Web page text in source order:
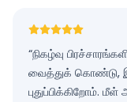
“நிகழ்வு
வைத்துக் கொண்டு,
புதுப்பிக்கிறோம்.